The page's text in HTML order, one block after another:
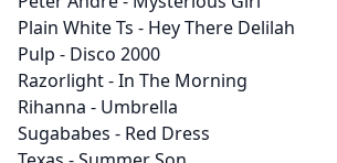
Plain White Ts - Hey There Delilah
Pulp - Disco 2000
Razorlight - In The Morning
Rihanna - Umbrella
Sugababes - Red Dress